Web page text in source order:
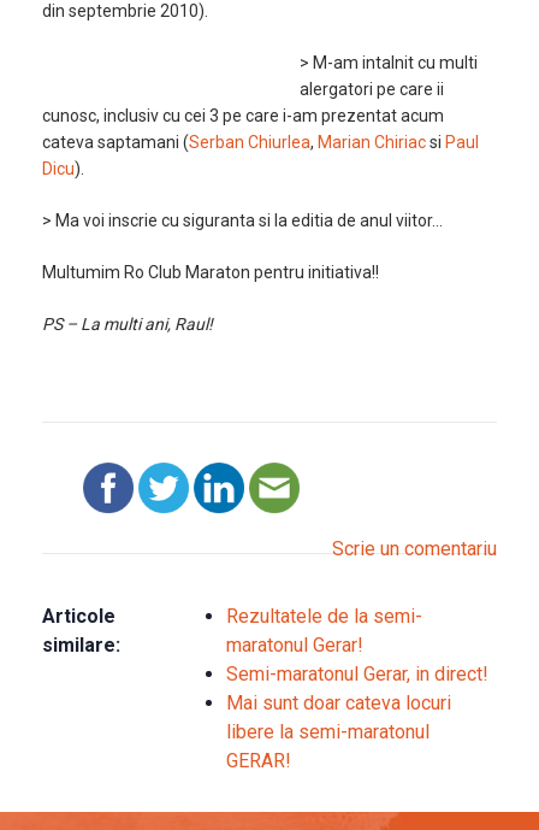
din septembrie 2010).
> M-am intalnit cu multi
alergatori pe care ii
cunosc, inclusiv cu cei 3 pe care i-am prezentat acum
cateva saptamani (Serban Chiurlea, Marian Chiriacsi Paul
Dicu).
> Ma voi inscrie cu siguranta si la editia de anul viitor…
Multumim Ro Club Maraton pentru initiativa!!
PS – La multi ani, Raul!
Scrie un comentariu
Articole
similare:
Rezultatele de la semi-
maratonul Gerar!
Semi-maratonul Gerar, in direct!
Mai sunt doar cateva locuri
libere la semi-maratonul
GERAR!